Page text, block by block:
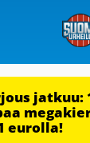
jatkuu:
eurolla!